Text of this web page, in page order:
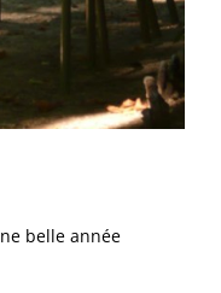
belle année